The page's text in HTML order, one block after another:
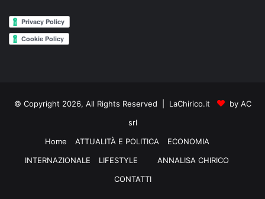
© Copyright 2026, All Rights Reserved | LaChirico.it
by AC
srl
Home
ATTUALITÀ E POLITICA
ECONOMIA
INTERNAZIONALE
LIFESTYLE
ANNALISA CHIRICO
CONTATTI